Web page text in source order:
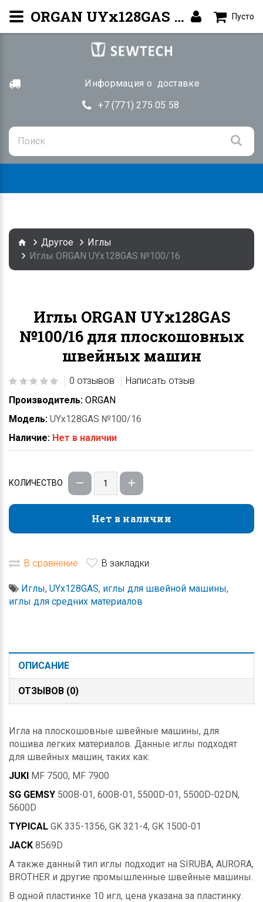
Информация о доставке
+7 (771) 275 05 58
Пусто
Другое
Иглы
Иглы ORGAN UYx128GAS №100/16
Иглы ORGAN UYx128GAS
№100/16 для плоскошовных
швейных машин
0 отзывов
Написать отзыв
Производитель: ORGAN
Модель: UYx128GAS №100/16
Наличие: Нет в наличии
КОЛИЧЕСТВО
Нет в наличии
Нет в наличии
В сравнение В закладки
Иглы, UYx128GAS, иглы для швейной машины,
иглы для средних материалов
ОПИСАНИЕ
ОТЗЫВОВ (0)
Игла на плоскошовные швейные машины, для
пошива легких материалов. Данные иглы подходят
для швейных машин, таких как:
JUKI MF 7500, MF 7900
SG GEMSY 500B-01, 600B-01, 5500D-01, 5500D-02DN,
5600D
TYPICAL GK 335-1356, GK 321-4, GK 1500-01
JACK 8569D
А также данный тип иглы подходит на SIRUBA, AURORA,
BROTHER и другие промышленные швейные машины.
В одной пластинке 10 игл, цена указана за пластинку.
ORGAN UYx128GAS №100/16. Купить в Алматы | SEWTECH.KZ